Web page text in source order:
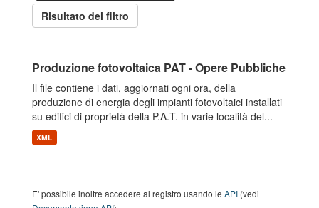
Risultato del filtro
Produzione fotovoltaica PAT - Opere Pubbliche
Il file contiene i dati, aggiornati ogni ora, della
produzione di energia degli impianti fotovoltaici installati
su edifici di proprietà della P.A.T. in varie località del...
XML
E' possibile inoltre accedere al registro usando le API (vedi